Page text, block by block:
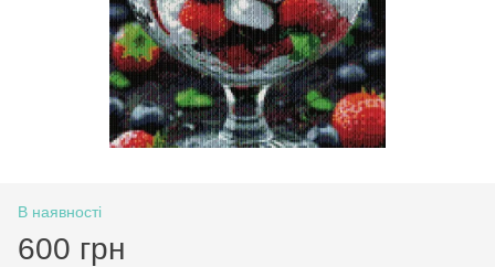
В наявності
600 грн